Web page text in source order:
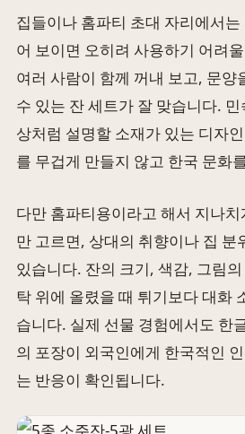
집들이나 홈파티 초대 자리에서
어 보이면 오히려 사용하기 어려
여러 사람이 함께 꺼내 보고, 문양
수 있는 잔 세트가 잘 맞습니다.
상처럼 설명할 소재가 있는 디자
를 무겁게 만들지 않고 한국 문화
다만 홈파티용이라고 해서 지나
만 고르면, 상대의 취향이나 집 분
있습니다. 잔의 크기, 색감, 그림
탁 위에 올렸을 때 튀기보다 대화
습니다. 실제 선물 경험에서도 한
의 포장이 외국인에게 한국적인
는 반응이 확인됩니다.